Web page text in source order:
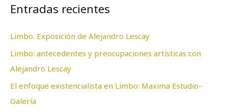
c
r
:
Entradas recientes
Limbo. Exposición de Alejandro Lescay
Limbo: antecedentes y preocupaciones artísticas con
Alejandro Lescay
El enfoque existencialista en Limbo: Maxima Estudio-
Galería